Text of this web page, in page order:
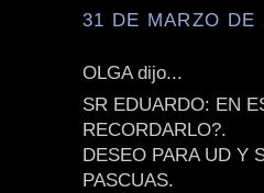
31 DE MARZO DE
OLGA dijo...
SR EDUARDO: EN
RECORDARLO?.
DESEO PARA UD Y
PASCUAS.